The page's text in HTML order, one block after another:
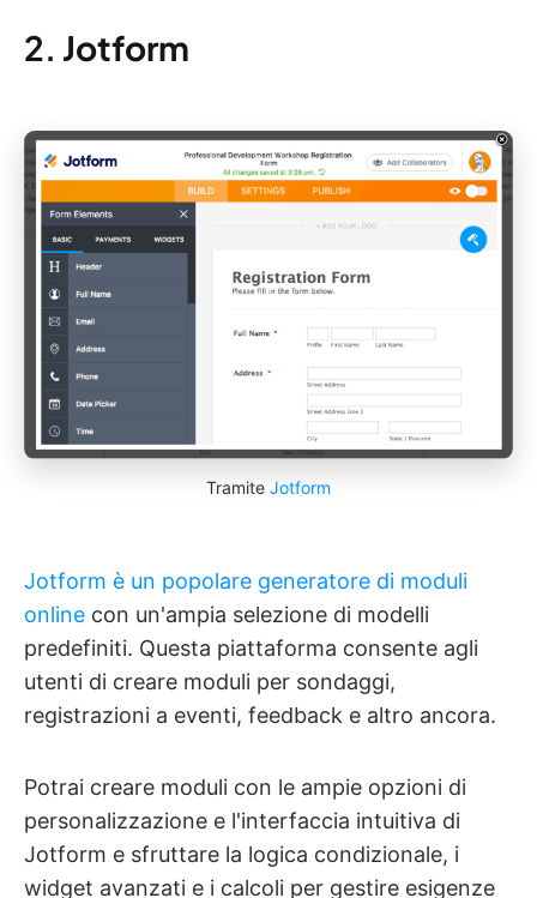
2. Jotform
Tramite Jotform
Jotform è un popolare generatore di moduli
online con un'ampia selezione di modelli
predefiniti. Questa piattaforma consente agli
utenti di creare moduli per sondaggi,
registrazioni a eventi, feedback e altro ancora.
Potrai creare moduli con le ampie opzioni di
personalizzazione e l'interfaccia intuitiva di
Jotform e sfruttare la logica condizionale, i
widget avanzati e i calcoli per gestire esigenze